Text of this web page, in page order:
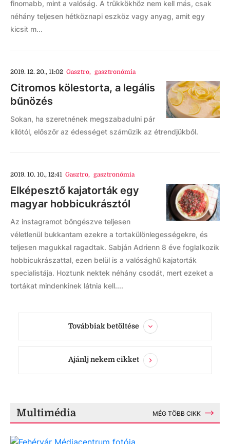
finomabb, mint a valóság. A trükkökhöz nem kell más, csak
néhány teljesen hétköznapi eszköz vagy anyag, amit egy
kicsit m...
2019. 12. 20., 11:02 Gasztro, gasztronómia
Citromos kölestorta, a legális
bűnözés
Sokan, ha szeretnének megszabadulni pár
kilótól, először az édességet száműzik az étrendjükből.
2019. 10. 10., 12:41 Gasztro, gasztronómia
Elképesztő kajatorták egy
magyar hobbicukrásztól
Az instagramot böngészve teljesen
véletlenül bukkantam ezekre a tortakülönlegességekre, és
teljesen magukkal ragadtak. Sabján Adrienn 8 éve foglalkozik
hobbicukrászattal, ezen belül is a valósághű kajatorták
specialistája. Hoztunk nektek néhány csodát, mert ezeket a
tortákat mindenkinek látnia kell....
Továbbiak betöltése
Ajánlj nekem cikket
Multimédia MÉG TÖBB CIKK